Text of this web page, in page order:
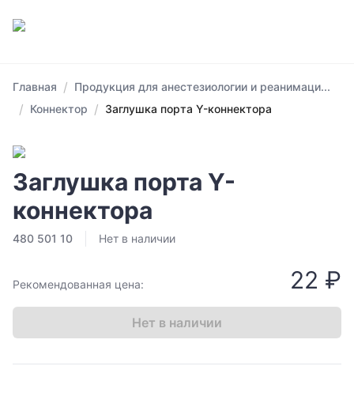
Главная / Продукция для анестезиологии и реанимаци...
/ Коннектор / Заглушка порта Y-коннектора
Заглушка порта Y-
коннектора
480 501 10 Нет в наличии
Рекомендованная цена: 22 ₽
Нет в наличии